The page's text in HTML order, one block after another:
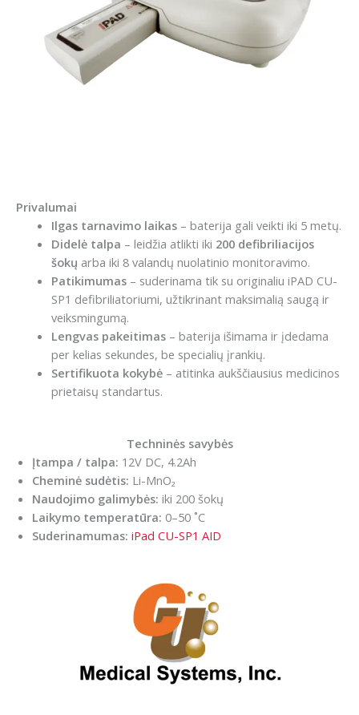
Privalumai
Ilgas tarnavimo laikas– baterija gali veikti iki 5 metų.
Didelė talpa – leidžia atlikti iki 200 defibriliacijos
šokų arba iki 8 valandų nuolatinio monitoravimo.
Patikimumas– suderinama tik su originaliu iPAD CU-
SP1 defibriliatoriumi, užtikrinant maksimalią saugą ir
veiksmingumą.
Lengvas pakeitimas– baterija išimama ir įdedama
per kelias sekundes, be specialių įrankių.
Sertifikuota kokybė– atitinka aukščiausius medicinos
prietaisų standartus.
Techninės savybės
Įtampa / talpa: 12V DC, 4.2Ah
Cheminė sudėtis: Li-MnO₂
Naudojimo galimybės: iki 200 šokų
Laikymo temperatūra: 0–50 ˚C
Suderinamumas: iPad CU-SP1 AID